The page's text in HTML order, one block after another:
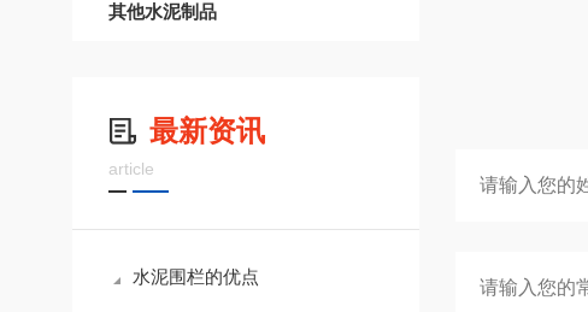
其他水泥制品
最新资讯
article
水泥围栏的优点